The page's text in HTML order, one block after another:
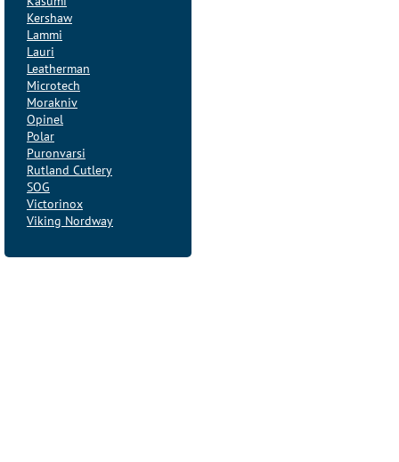
Kershaw
Lammi
Lauri
Leatherman
Microtech
Morakniv
Opinel
Polar
Puronvarsi
Rutland Cutlery
SOG
Victorinox
Viking Nordway